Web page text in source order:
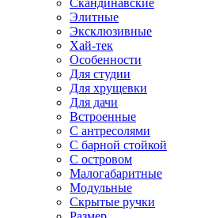
Скандинавские
Элитные
Эксклюзивные
Хай-тек
Особенности
Для студии
Для хрущевки
Для дачи
Встроенные
С антресолями
С барной стойкой
С островом
Малогабаритные
Модульные
Скрытые ручки